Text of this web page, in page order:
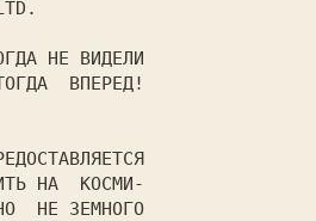
ВПЕРЕД!
НА  КОСМИ-
НЕ ЗЕМНОГО